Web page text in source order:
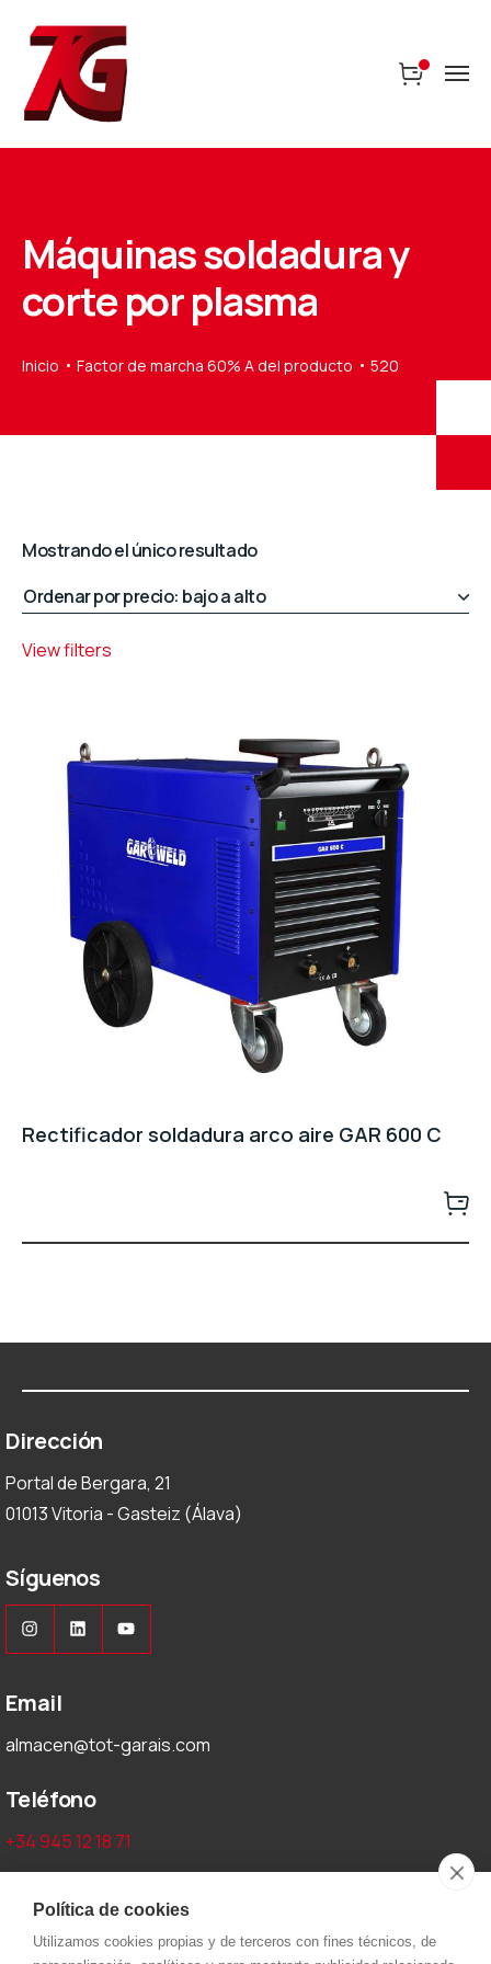
Máquinas soldadura y
corte por plasma
Inicio Factor de marcha 60% A del producto 520
Mostrando el único resultado
View filters
Rectificador soldadura arco aire GAR 600 C
Dirección
Portal de Bergara, 21
01013 Vitoria - Gasteiz (Álava)
Síguenos
Instagram
LinkedInYouTube
Email
almacen@tot-garais.com
Teléfono
+34 945 12 18 71
Aviso legal y privacidad
Aviso Legal
Política de cookies
Utilizamos cookies propias y de terceros con fines técnicos, de